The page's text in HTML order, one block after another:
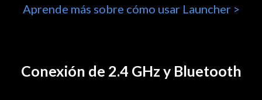
Aprende más sobre cómo usar Launcher >
Conexión de 2.4 GHz y Bluetooth